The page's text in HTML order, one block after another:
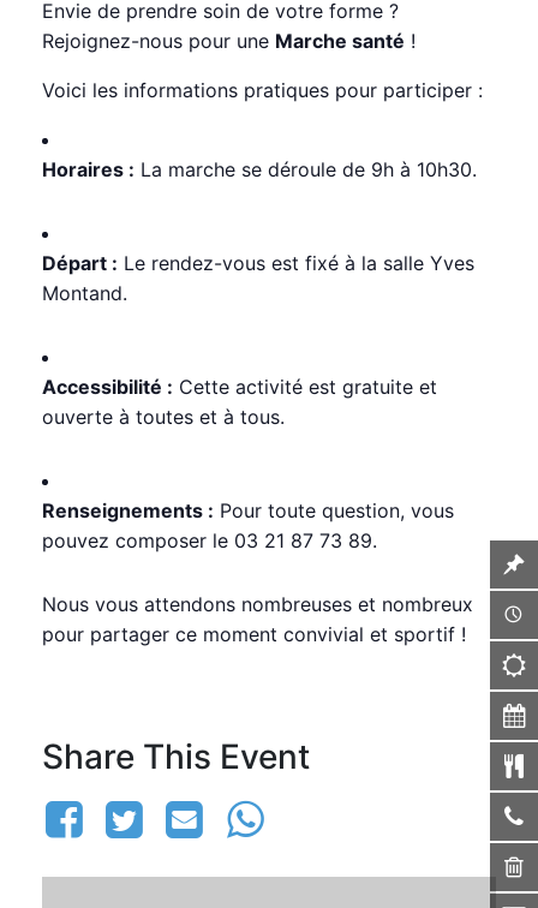
Envie de prendre soin de votre forme ?
Rejoignez-nous pour une Marche santé !
Voici les informations pratiques pour participer :
Horaires : La marche se déroule de 9h à 10h30.
Départ : Le rendez-vous est fixé à la salle Yves
Montand.
Accessibilité : Cette activité est gratuite et
ouverte à toutes et à tous.
Renseignements : Pour toute question, vous
pouvez composer le 03 21 87 73 89.
Nous vous attendons nombreuses et nombreux
pour partager ce moment convivial et sportif !
Share This Event